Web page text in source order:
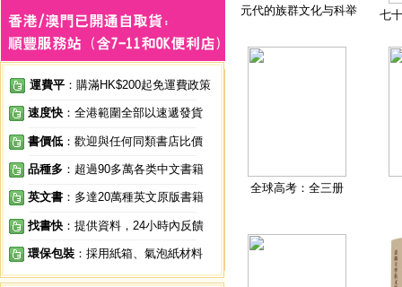
運費平 ：購滿HK$200起免運費政策
速度快 ：全港範圍全部以速遞發貨
書價低 ：歡迎與任何同類書店比價
品種多 ：超過90多萬各类中文書籍
英文書 ：多達20萬種英文原版書籍
找書快 ：提供資料，24小時內反饋
環保包裝 ：採用紙箱、氣泡紙材料
元代的族群文化与科举 七
全球高考：全三册